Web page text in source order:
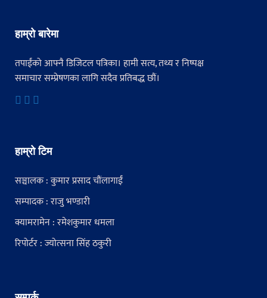
हाम्रो बारेमा
तपाईंको आफ्नै डिजिटल पत्रिका। हामी सत्य, तथ्य र निष्पक्ष
समाचार सम्प्रेषणका लागि सदैव प्रतिबद्ध छौं।
हाम्रो टिम
सञ्चालक : कुमार प्रसाद चौंलागाईं
सम्पादक : राजु भण्डारी
क्यामरामेन : रमेशकुमार धमला
रिपोर्टर : ज्योत्सना सिंह ठकुरी